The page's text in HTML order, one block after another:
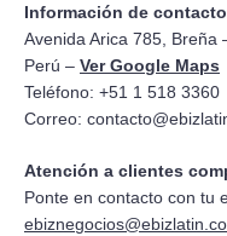
Información de
Avenida Arica 785, Breña
Perú – Ver Google Maps
Teléfono: +51 1 518 3360
Correo:
Atención a clientes
Ponte en contacto con tu